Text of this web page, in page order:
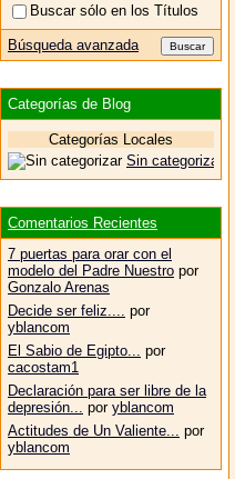
Buscar sólo en los Títulos
Búsqueda avanzada
Categorías de Blog
Categorías Locales
Sin categorizar
Comentarios Recientes
7 puertas para orar con el
modelo del Padre Nuestro por
Gonzalo Arenas
Decide ser feliz.... por
yblancom
El Sabio de Egipto... por
cacostam1
Declaración para ser libre de la
depresión... por yblancom
Actitudes de Un Valiente... por
yblancom